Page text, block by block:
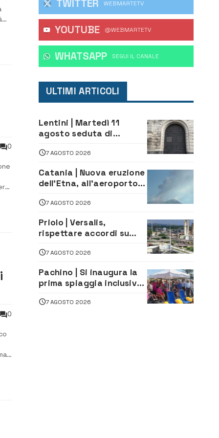
0
0
TWITTER WEBMARTETV
YOUTUBE @WEBMARTETV
WHATSAPP ‎SEGUI IL CANALE
ULTIMI ARTICOLI
Lentini | Martedì 11
agosto seduta di
7 AGOSTO 2026
Catania | Nuova eruzione
dell’Etna, all’aeroporto
dirottati
7 AGOSTO 2026
Priolo | Versalis,
rispettare accordi su
lavoro. Il sindaco scrive
alla società
7 AGOSTO 2026
Pachino | Si inaugura la
prima spiaggia inclusiva
assistenza e prevenzione
7 AGOSTO 2026